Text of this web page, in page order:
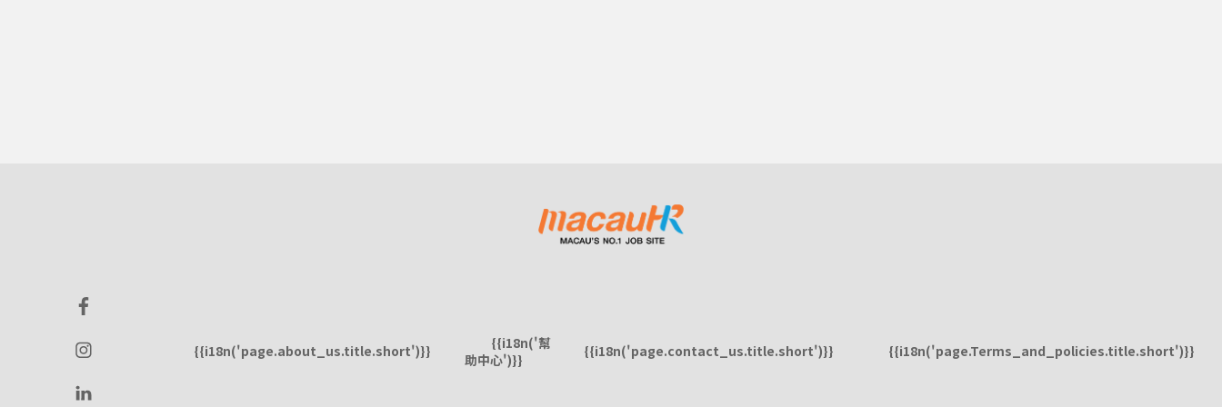
{{i18n('page.about_us.title.short')}}
{{i18n('幫
助中心')}}
{{i18n('page.contact_us.title.short')}} {{i18n('page.Terms_and_policies.title.short')}}